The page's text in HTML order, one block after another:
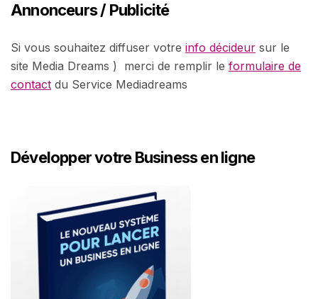
Annonceurs / Publicité
Si vous souhaitez diffuser votre info décideur sur le
site Media Dreams ) merci de remplir le formulaire de
contact du Service Mediadreams
Développer votre Business en ligne